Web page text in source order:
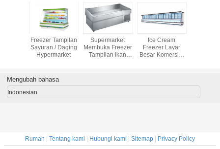
Freezer Tampilan
Sayuran / Daging
Hypermarket
Supermarket
Membuka Freezer
Tampilan Ikan
Ice Cream
Freezer Layar
Besar Komersial
Mengubah bahasa
Indonesian
Rumah | Tentang kami | Hubungi kami | Sitemap | Privacy Policy